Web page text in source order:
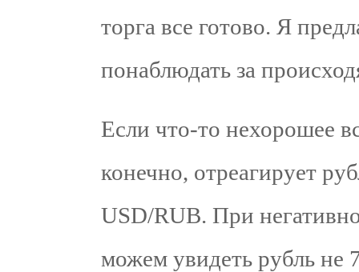
торга все готово. Я
понаблюдать за
Если что-то нехорошее
конечно, отреагирует
USD/RUB. При
можем увидеть рубль не